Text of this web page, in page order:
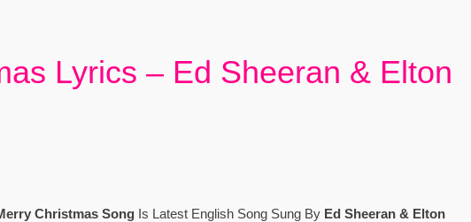
Lyrics – Ed Sheeran & Elton
Christmas SongIs Latest English Song Sung By Ed Sheeran & Elton